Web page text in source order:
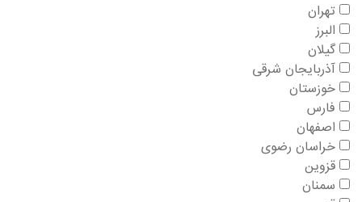
تهران
البرز
گیلان
آذربایجان شرقی
خوزستان
فارس
اصفهان
خراسان رضوی
قزوین
سمنان